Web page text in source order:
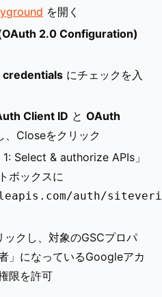
を開く
2.0 Configuration)
credentials にチェックを入
Client ID と OAuth
、Closeをクリック
Select & authorize APIs」
ボックスに
auth/
ックし、対象のGSCプロパ
」になっているGoogleアカ
限を許可